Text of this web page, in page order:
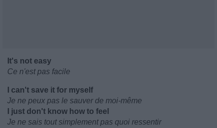
It's not easy
Ce n'est pas facile
I can't save it for myself
Je ne peux pas le sauver de moi-même
I just don't know how to feel
Je ne sais tout simplement pas quoi ressentir